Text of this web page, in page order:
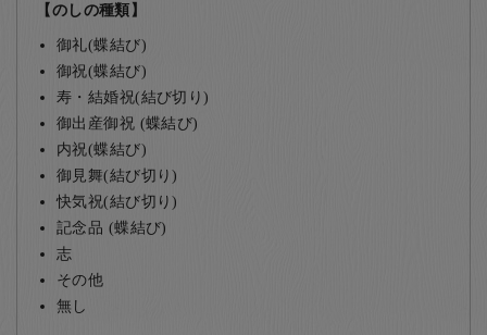
【のしの種類】
御礼(蝶結び)
御祝(蝶結び)
寿・結婚祝(結び切り)
御出産御祝 (蝶結び)
内祝(蝶結び)
御見舞(結び切り)
快気祝(結び切り)
記念品 (蝶結び)
志
その他
無し